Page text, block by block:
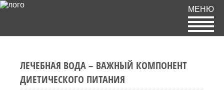
МЕНЮ
ЛЕЧЕБНАЯ ВОДА – ВАЖНЫЙ КОМПОНЕНТ
ДИЕТИЧЕСКОГО ПИТАНИЯ